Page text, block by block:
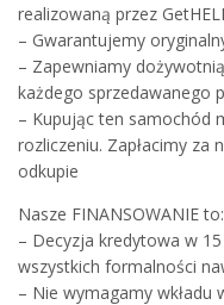
realizowaną przez
– Gwarantujemy
– Zapewniamy
każdego sprzedawanego
– Kupując ten samochód
rozliczeniu. Zapłacimy za
odkupie
Nasze FINANSOWANIE to:
– Decyzja kredytowa w
wszystkich formalności
– Nie wymagamy wkładu